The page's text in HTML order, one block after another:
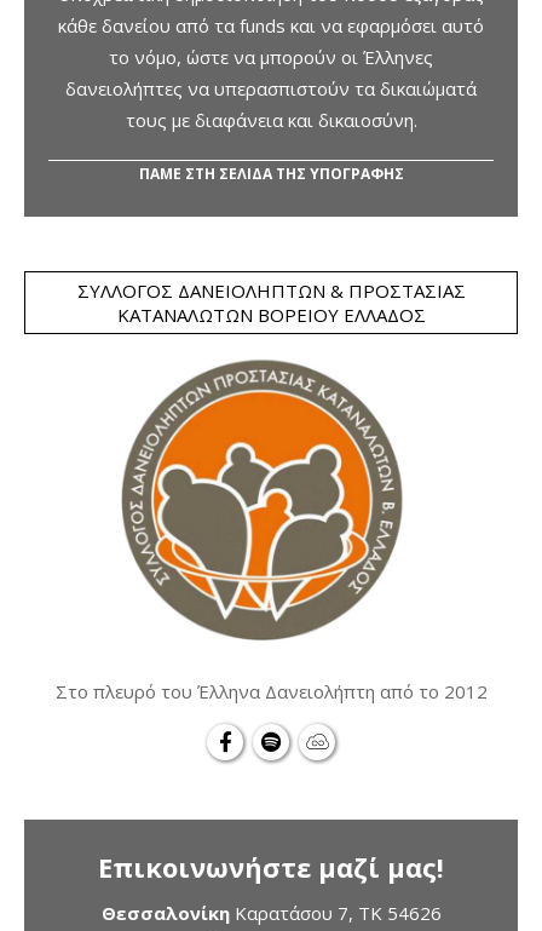
κάθε δανείου από τα funds και να εφαρμόσει αυτό
το νόμο, ώστε να μπορούν οι Έλληνες
δανειολήπτες να υπερασπιστούν τα δικαιώματά
τους με διαφάνεια και δικαιοσύνη.
ΠΑΜΕ ΣΤΗ ΣΕΛΙΔΑ ΤΗΣ ΥΠΟΓΡΑΦΗΣ
ΣΎΛΛΟΓΟΣ ΔΑΝΕΙΟΛΗΠΤΏΝ & ΠΡΟΣΤΑΣΊΑΣ
ΚΑΤΑΝΑΛΩΤΏΝ ΒΟΡΕΊΟΥ ΕΛΛΆΔΟΣ
Στο πλευρό του Έλληνα Δανειολήπτη από το 2012
Επικοινωνήστε μαζί μας!
ΘεσσαλονίκηΚαρατάσου 7, TK 54626